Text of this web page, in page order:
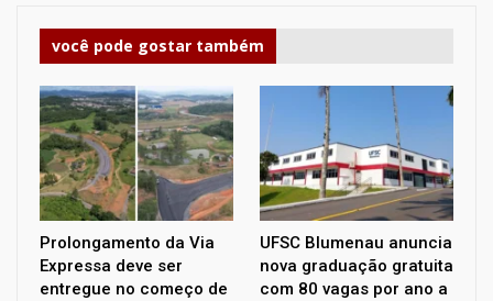
você pode gostar também
Prolongamento da Via
Expressa deve ser
entregue no começo de
UFSC Blumenau anuncia
nova graduação gratuita
com 80 vagas por ano a